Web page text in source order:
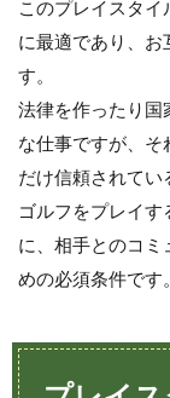
このプレイスタ
に最適であり、お
す。
法律を作ったり国
な仕事ですが、
だけ信頼されてい
ゴルフをプレイ
に、相手とのコミ
めの必須条件です。